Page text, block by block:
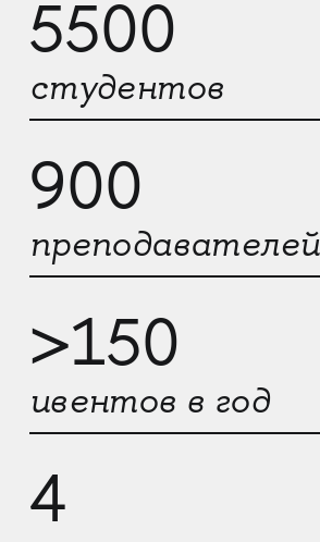
5500
студентов
900
преподавателей
>150
ивентов в год
4